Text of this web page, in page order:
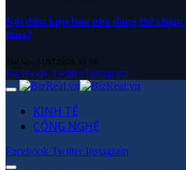
Nới điều kiện bán nhà đang thế chấp:
mua?
Thứ Sáu, 31/07/2026, 16:50
Facebook Twitter Instagram
KINH TẾ
CÔNG NGHỆ
Facebook Twitter Instagram